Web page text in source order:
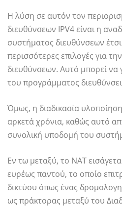
Η λύση σε αυτόν τον
διευθύνσεων IPV4 είναι η
συστήματος διευθύνσεων
περισσότερες επιλογές για
διευθύνσεων. Αυτό μπορεί να
του προγράμματος
Όμως, η διαδικασία
αρκετά χρόνια, καθώς αυτό
συνολική υποδομή του
Εν τω μεταξύ, το NAT
ευρέως παντού, το οποίο
δικτύου όπως ένας
ως πράκτορας μεταξύ του